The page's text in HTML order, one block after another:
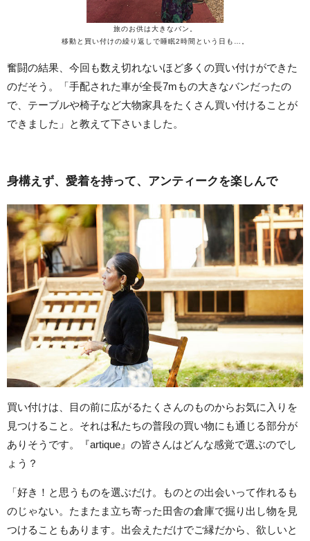
旅のお供は大きなバン。
移動と買い付けの繰り返しで睡眠2時間という日も…。
奮闘の結果、今回も数え切れないほど多くの買い付けができた
のだそう。「手配された車が全長7mもの大きなバンだったの
で、テーブルや椅子など大物家具をたくさん買い付けることが
できました」と教えて下さいました。
身構えず、愛着を持って、アンティークを楽しんで
買い付けは、目の前に広がるたくさんのものからお気に入りを
見つけること。それは私たちの普段の買い物にも通じる部分が
ありそうです。『artique』の皆さんはどんな感覚で選ぶのでし
ょう？
「好き！と思うものを選ぶだけ。ものとの出会いって作れるも
のじゃない。たまたま立ち寄った田舎の倉庫で掘り出し物を見
つけることもあります。出会えただけでご縁だから、欲しいと